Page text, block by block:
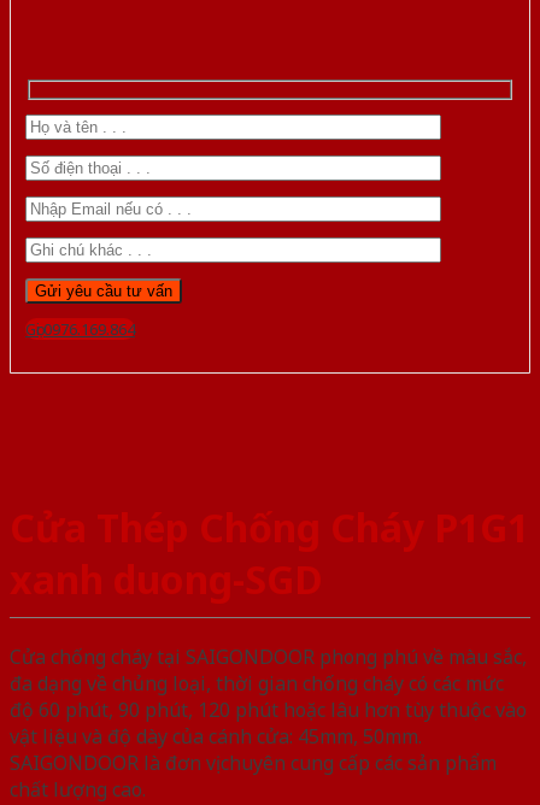
Gọi 0976.169.864
Cửa Thép Chống Cháy P1G1
xanh duong-SGD
Cửa chống cháy tại SAIGONDOOR phong phú về màu sắc,
đa dạng về chủng loại, thời gian chống cháy có các mức
độ 60 phút, 90 phút, 120 phút hoặc lâu hơn tùy thuộc vào
vật liệu và độ dày của cánh cửa: 45mm, 50mm.
SAIGONDOOR là đơn vị chuyên cung cấp các sản phẩm
chất lượng cao.